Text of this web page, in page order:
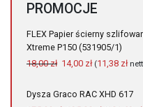
PROMOCJE
FLEX Papier ścierny
Xtreme P150 (531905/1)
18,00zł Pierwotna
wynosiła:
14,00 złAktualna
wynosi:
(11,38 zł
Dysza Graco RAC XHD 617